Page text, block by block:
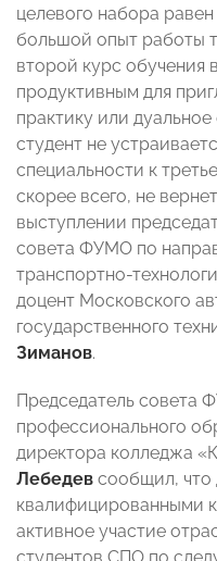
целевого набора
большой опыт работы
второй курс обучения
продуктивным для
практику или
студент не
специальности к
скорее всего, не
выступлении
совета ФУМО по
транспортно-
доцент Московского
государственного
Зиманов.
Председатель совета
профессионального
директора колледжа
Лебедев сообщил, что
квалифицированными
активное участие